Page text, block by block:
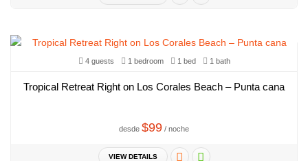
4 guests 1 bedroom 1 bed 1 bath
Tropical Retreat Right on Los Corales Beach – Punta cana
desde $99 / noche
VIEW DETAILS